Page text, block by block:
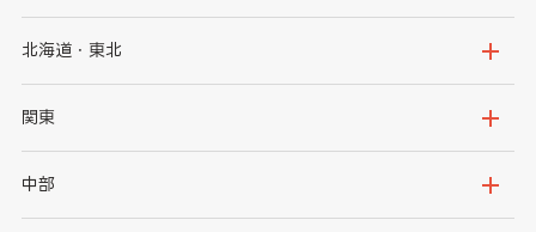
北海道・東北
北海道
岩手県
関東
茨城県
中部